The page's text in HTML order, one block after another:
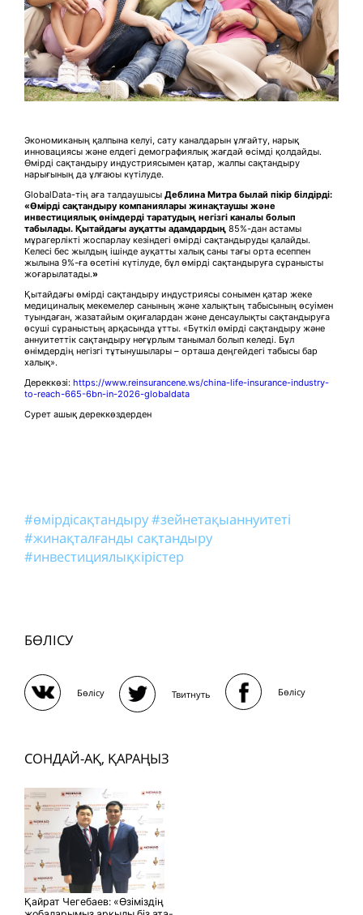
Экономиканың қалпына келуі, сату каналдарын ұлғайту, нарық
инновациясы және елдегі демографиялық жағдай өсімді қолдайды.
Өмірді сақтандыру индустриясымен қатар, жалпы сақтандыру
нарығының да ұлғаюы күтілуде.
GlobalData-тің аға талдаушысы Деблина Митра былай пікір білдірді:
«Өмірді сақтандыру компаниялары жинақтаушы және
инвестициялық өнімдерді таратудың негізгі каналы болып
табылады. Қытайдағы ауқатты адамдардың 85%-дан астамы
мұрагерлікті жоспарлау кезіндегі өмірді сақтандыруды қалайды.
Келесі бес жылдың ішінде ауқатты халық саны тағы орта есеппен
жылына 9%-ға өсетіні күтілуде, бұл өмірді сақтандыруға сұранысты
жоғарылатады.»
Қытайдағы өмірді сақтандыру индустриясы сонымен қатар жеке
медициналық мекемелер санының және халықтың табысының өсуімен
туындаған, жазатайым оқиғалардан және денсаулықты сақтандыруға
өсуші сұраныстың арқасында ұтты. «Бүткіл өмірді сақтандыру және
аннуитеттік сақтандыру неғұрлым танымал болып келеді. Бұл
өнімдердің негізгі тұтынушылары – орташа деңгейдегі табысы бар
халық».
Дереккөзі: https://www.reinsurancene.ws/china-life-insurance-industry-
to-reach-665-6bn-in-2026-globaldata
Сурет ашық дереккөздерден
#өмірдісақтандыру#зейнетақыаннуитеті
#жинақталғанды сақтандыру
#инвестициялықкірістер
БӨЛІСУ
Бөлісу Твитнуть Бөлісу
СОНДАЙ-АҚ, ҚАРАҢЫЗ
Қайрат Чегебаев: «Өзіміздің